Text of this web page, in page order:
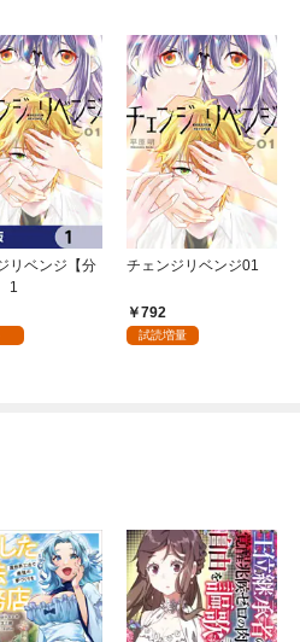
リベンジ【分
1
チェンジリベンジ01
792
試読増量